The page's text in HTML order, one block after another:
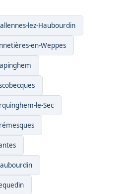
lez-Haubourdin
en-Weppes
le-Sec